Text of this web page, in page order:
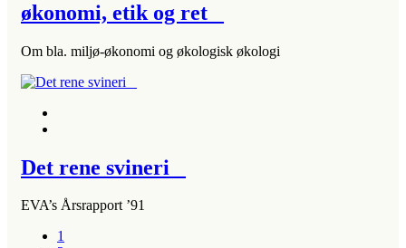
økonomi, etik og ret
Om bla. miljø-økonomi og økologisk økologi
Det rene svineri
EVA’s Årsrapport ’91
1